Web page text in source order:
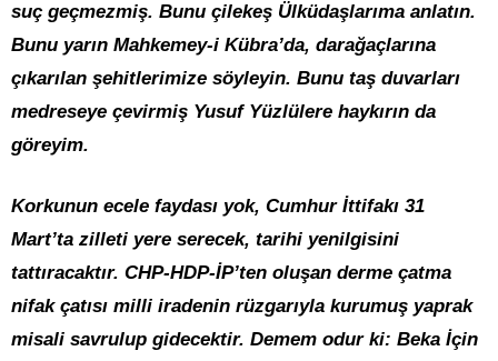
suç geçmezmiş. Bunu çilekeş Ülküdaşlarıma anlatın.
Bunu yarın Mahkemey-i Kübra’da, darağaçlarına
çıkarılan şehitlerimize söyleyin. Bunu taş duvarları
medreseye çevirmiş Yusuf Yüzlülere haykırın da
göreyim.
Korkunun ecele faydası yok, Cumhur İttifakı 31
Mart’ta zilleti yere serecek, tarihi yenilgisini
tattıracaktır. CHP-HDP-İP’ten oluşan derme çatma
nifak çatısı milli iradenin rüzgarıyla kurumuş yaprak
misali savrulup gidecektir. Demem odur ki: Beka İçin